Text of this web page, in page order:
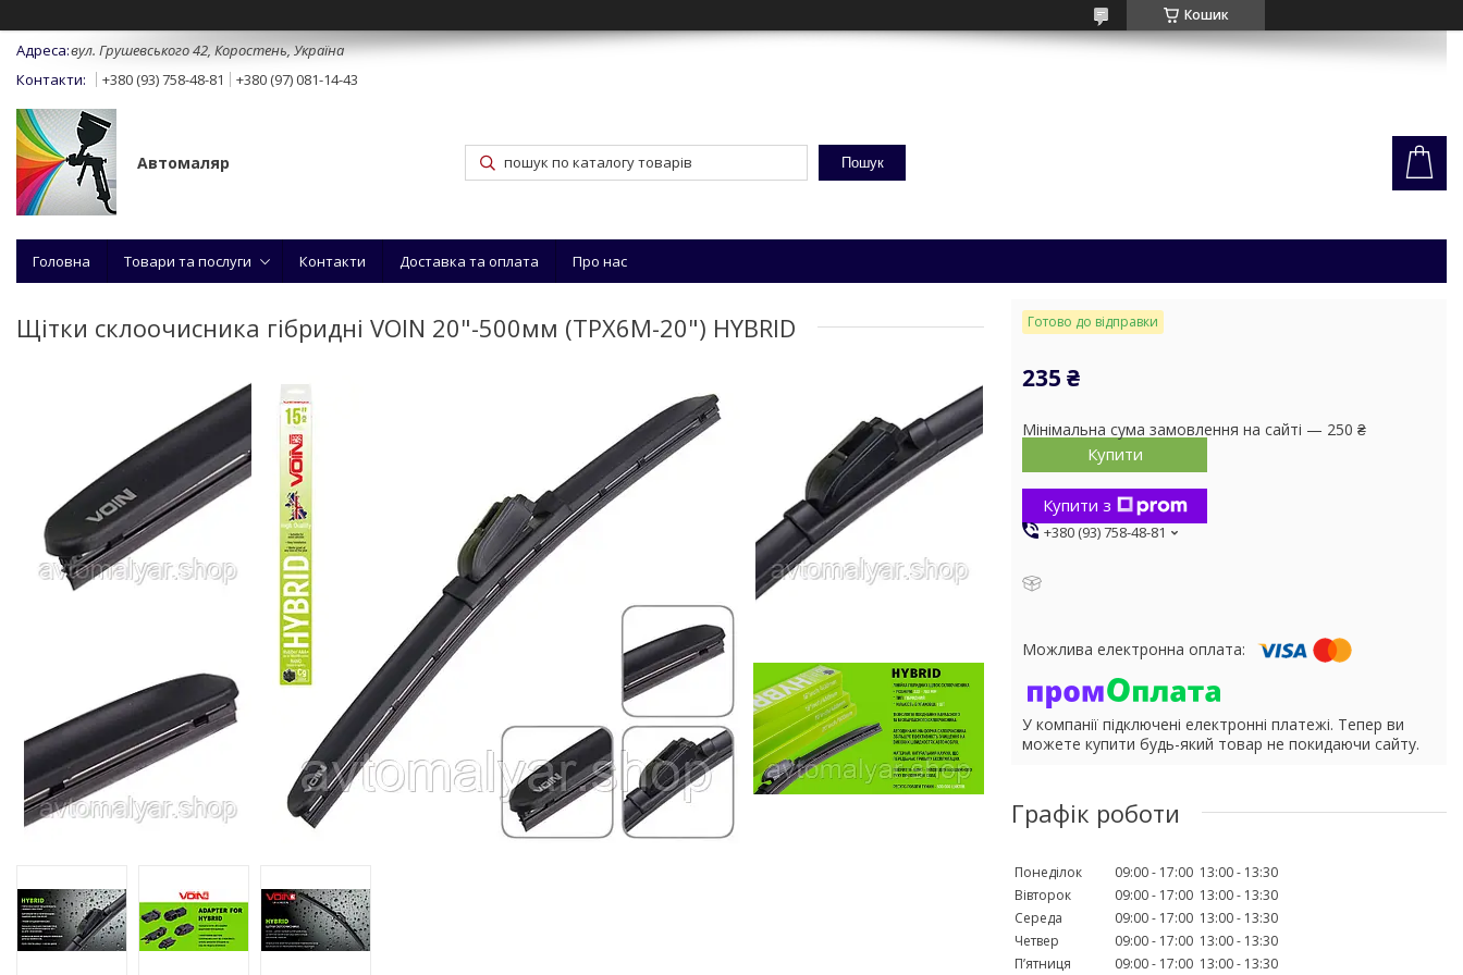
Кошик
вул. Грушевського 42, Коростень, Україна
+380 (93) 758-48-81
+380 (97) 081-14-43
Автомаляр Пошук
Головна Товари та послуги Контакти Доставка та оплата Про нас
Щітки склоочисника гібридні VOIN 20"-500мм (TPX6M-20") HYBRID Готово до відправки
235 ₴
Мінімальна сума замовлення на сайті — 250 ₴
Купити
Купити з
+380 (93) 758-48-81
У компанії підключені електронні платежі. Тепер ви
можете купити будь-який товар не покидаючи сайту.
Графік роботи
Понеділок 09:00 17:00 13:00
13:30
Вівторок
09:00 17:00 13:00
13:30
Середа
09:00 17:00 13:00
13:30
Четвер
09:00 17:00 13:00
13:30
Пʼятниця
09:00 17:00 13:00 13:30